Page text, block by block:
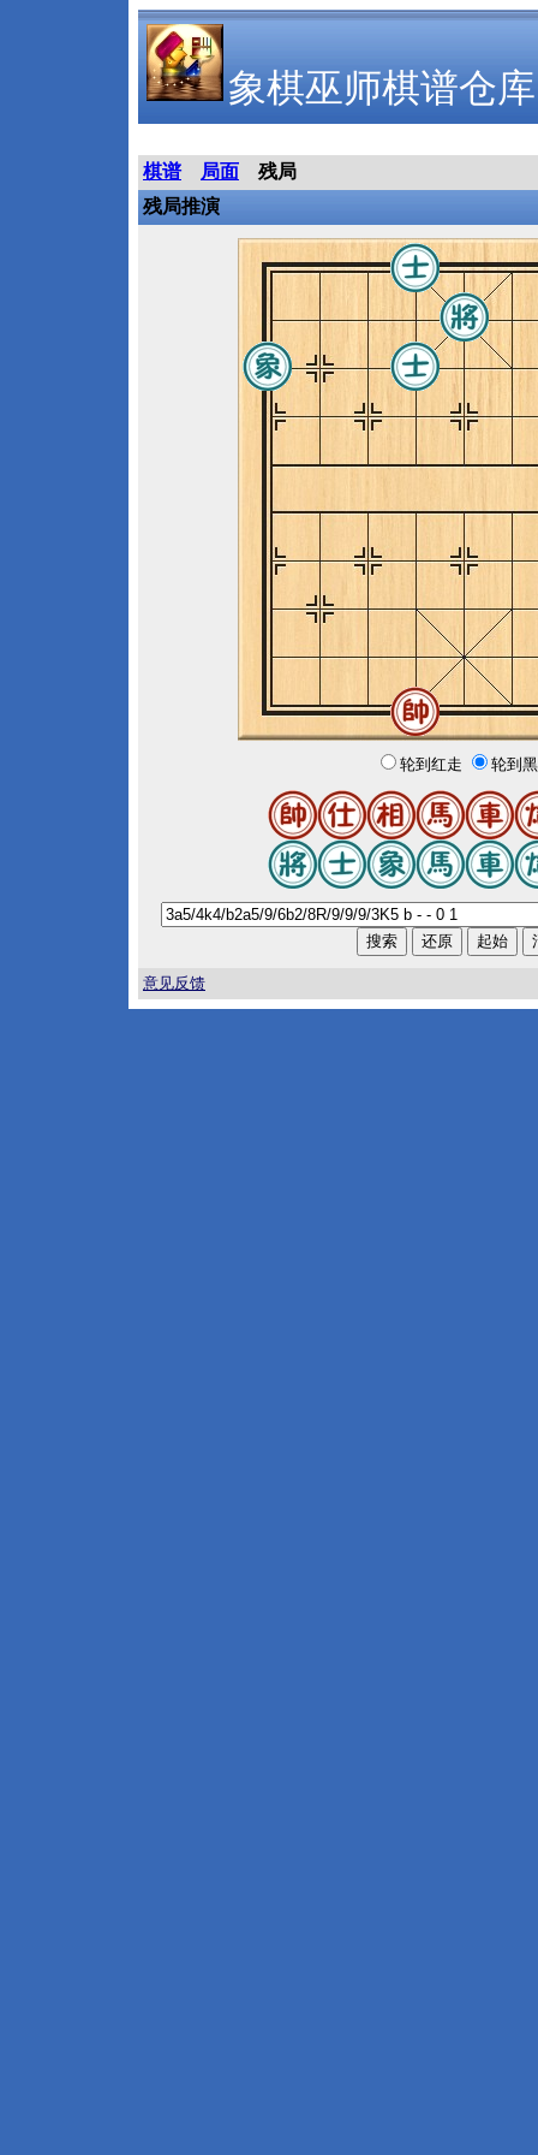
象棋巫师棋谱仓库
棋谱 局面
残局
残局推演
轮到红走 轮到
意见反馈